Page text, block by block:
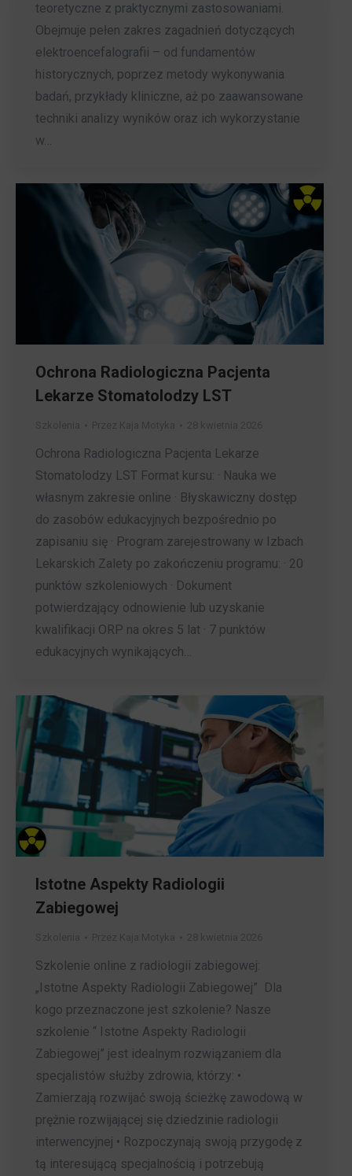
teoretyczne z praktycznymi zastosowaniami.
Obejmuje pełen zakres zagadnień dotyczących
elektroencefalografii – od fundamentów
historycznych, poprzez metody wykonywania
badań, przykłady kliniczne, aż po zaawansowane
techniki analizy wyników oraz ich wykorzystanie
w…
Ochrona Radiologiczna Pacjenta
Lekarze Stomatolodzy LST
Ochrona Radiologiczna Pacjenta Lekarze
Stomatolodzy LST Format kursu: · Nauka we
własnym zakresie online · Błyskawiczny dostęp
do zasobów edukacyjnych bezpośrednio po
zapisaniu się · Program zarejestrowany w Izbach
Lekarskich Zalety po zakończeniu programu: · 20
punktów szkoleniowych · Dokument
potwierdzający odnowienie lub uzyskanie
kwalifikacji ORP na okres 5 lat · 7 punktów
edukacyjnych wynikających…
Istotne Aspekty Radiologii
Zabiegowej
Szkolenie online z radiologii zabiegowej:
„Istotne Aspekty Radiologii Zabiegowej” Dla
kogo przeznaczone jest szkolenie? Nasze
szkolenie “ Istotne Aspekty Radiologii
Zabiegowej” jest idealnym rozwiązaniem dla
specjalistów służby zdrowia, którzy: •
Zamierzają rozwijać swoją ścieżkę zawodową w
prężnie rozwijającej się dziedzinie radiologii
interwencyjnej • Rozpoczynają swoją przygodę z
tą interesującą specjalnością i potrzebują